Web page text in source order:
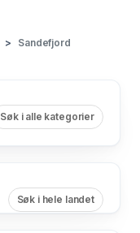
Sandefjord
Søk i alle kategorier
Søk i hele landet